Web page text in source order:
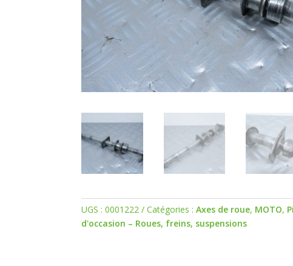
UGS :0001222 Catégories :Axes de roue, MOTO,
d'occasion – Roues, freins, suspensions